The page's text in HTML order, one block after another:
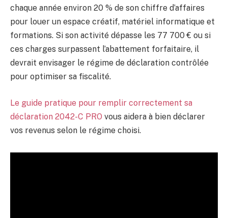
chaque année environ 20 % de son chiffre d’affaires
pour louer un espace créatif, matériel informatique et
formations. Si son activité dépasse les 77 700 € ou si
ces charges surpassent l’abattement forfaitaire, il
devrait envisager le régime de déclaration contrôlée
pour optimiser sa fiscalité.
Le guide pratique pour remplir correctement sa
déclaration 2042-C PRO vous aidera à bien déclarer
vos revenus selon le régime choisi.